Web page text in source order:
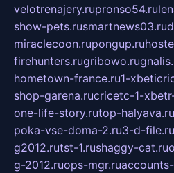
velotrenajery.rupronso54.ru
show-pets.rusmartnews03.ru
miraclecoon.rupongup.ru
firehunters.rugribowo.ru
hometown-france.ru1-
shop-garena.rucricetc-1-
one-life-story.rutop-halyava.ru
poka-vse-doma-2.ru3-d-file.ru
g2012.rutst-1.rushaggy-cat.ru
g-2012.ruops-mgr.ruaccounts-